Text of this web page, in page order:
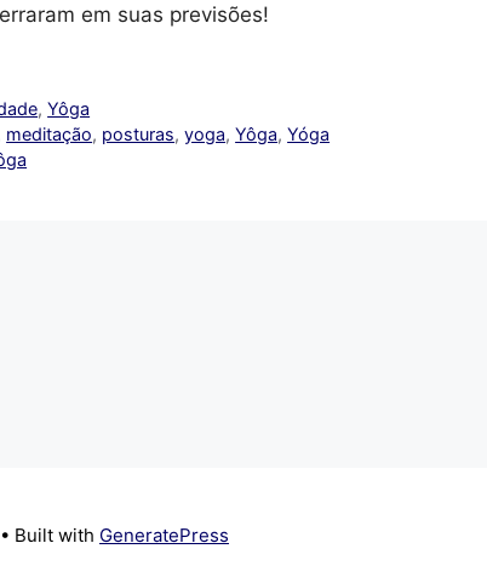
em suas previsões!
,Yôga
meditação, posturas,yoga,Yôga,Yóga
• Built with GeneratePress